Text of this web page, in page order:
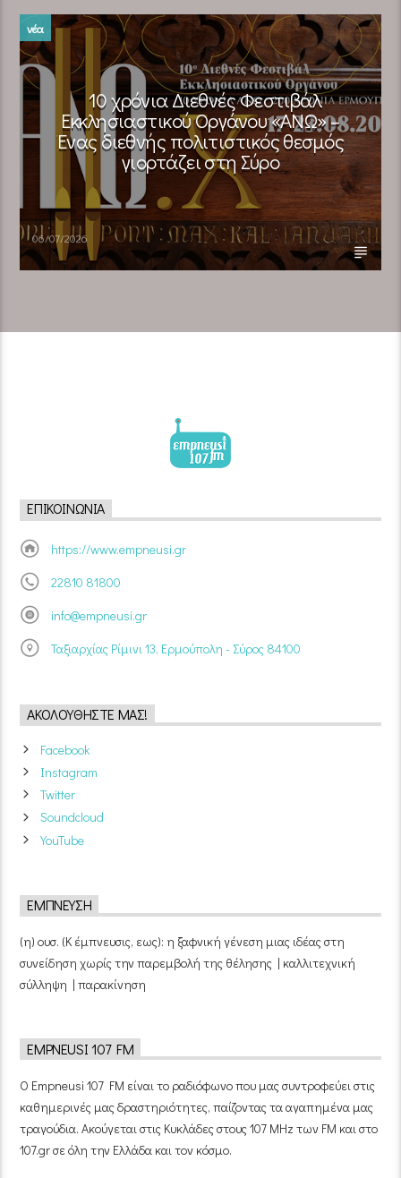
νέα
10 χρόνια Διεθνές Φεστιβάλ
Εκκλησιαστικού Οργάνου «ΑΝΩ» –
Ένας διεθνής πολιτιστικός θεσμός
γιορτάζει στη Σύρο​
06/07/2026
ΕΠΙΚΟΙΝΩΝΊΑ
https://www.empneusi.gr
22810 81800
info@empneusi.gr
Ταξιαρχίας Ρίμινι 13, Ερμούπολη - Σύρος 84100
ΑΚΟΛΟΥΘΉΣΤΕ ΜΑΣ!
Facebook
Instagram
Twitter
Soundcloud
YouTube
ΈΜΠΝΕΥΣΗ
(η) ουσ. (Κ έμπνευσις, εως): η ξαφνική γένεση μιας ιδέας στη
συνείδηση χωρίς την παρεμβολή της θέλησης | καλλιτεχνική
σύλληψη | παρακίνηση
EMPNEUSI 107 FM
Ο Empneusi 107 FM είναι το ραδιόφωνο που μας συντροφεύει στις
καθημερινές μας δραστηριότητες, παίζοντας τα αγαπημένα μας
τραγούδια. Ακούγεται στις Κυκλάδες στους 107 MHz των FM και στο
107.gr σε όλη την Ελλάδα και τον κόσμο.